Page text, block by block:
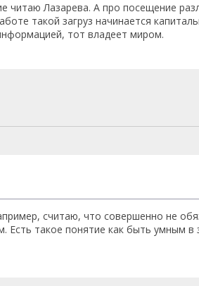
читаю Лазарева. А про посещение
такой загруз начинается
тот владеет миром.
считаю, что совершенно не
такое понятие как быть умным